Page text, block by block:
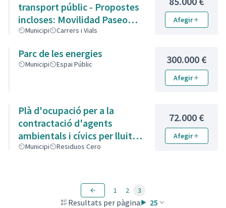
transport públic - Propostes
incloses: Movilidad Paseo
Marítimo, Carril para
implatacion progresiva de
carril bici al municipio i
poble més sostenible.
Municipi Carrers i Vials
Afegir
Parc de les energies
Municipi Espai Públic 300.000 €
Afegir
Plà d'ocupació per a la
contractació d'agents
ambientals i cívics per lluitar
contra la contaminació
Municipi Residuos Cero
72.000 €
Afegir
Resultats per pàgina: 25
1 2 3